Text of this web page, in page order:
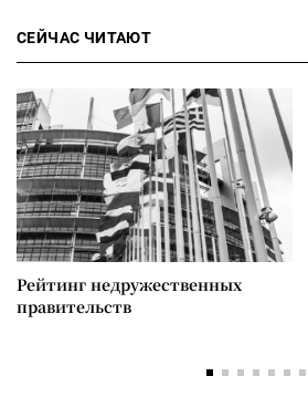
СЕЙЧАС ЧИТАЮТ
Рейтинг недружественных
правительств